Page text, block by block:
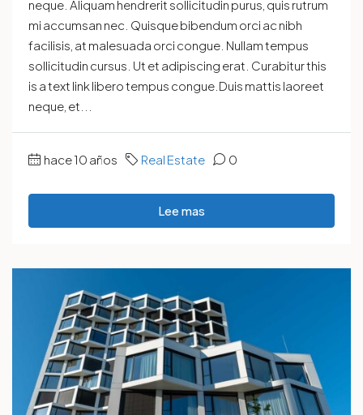
neque. Aliquam hendrerit sollicitudin purus, quis rutrum
mi accumsan nec. Quisque bibendum orci ac nibh
facilisis, at malesuada orci congue. Nullam tempus
sollicitudin cursus. Ut et adipiscing erat. Curabitur this
is a text link libero tempus congue.Duis mattis laoreet
neque, et...
hace 10 años Real Estate 0
Lee mas